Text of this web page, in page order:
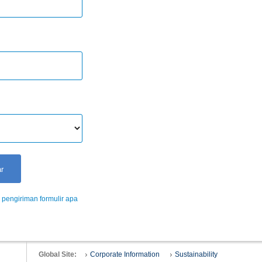
formulir apa
Global Site: Corporate Information Sustainability